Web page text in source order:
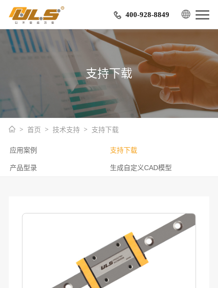
400-928-8849
支持下载
首页 技术支持 支持下载
应用案例 支持下载
产品型录 生成自定义CAD模型